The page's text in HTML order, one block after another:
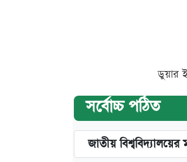
ডুয়ার
সর্বোচ্চ পঠিত
জাতীয় বিশ্ববিদ্যালয়ের